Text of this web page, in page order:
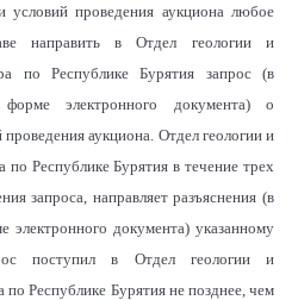
проведения аукциона любое
направить в Отдел геологии и
по Республике Бурятия запрос (в
электронного документа) о
аукциона. Отдел геологии и
по Республике Бурятия в течение трех
запроса, направляет разъяснения (в
документа) указанному
поступил в Отдел геологии и
по Республике Бурятия не позднее, чем